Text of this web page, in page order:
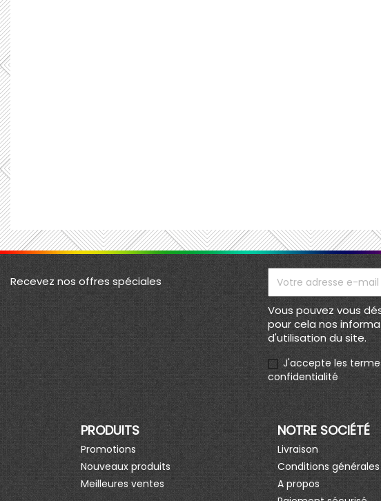
Recevez nos offres spéciales
Vous pouvez vous
pour cela nos
d'utilisation du site.
J'accepte les
confidentialité
PRODUITS
Promotions
Nouveaux produits
Meilleures ventes
NOTRE SOCIÉTÉ
Livraison
Conditions
A propos